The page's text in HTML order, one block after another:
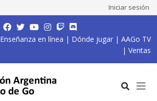
Iniciar sesión
Enseñanza en línea | Dónde jugar | AAGo TV
| Ventas